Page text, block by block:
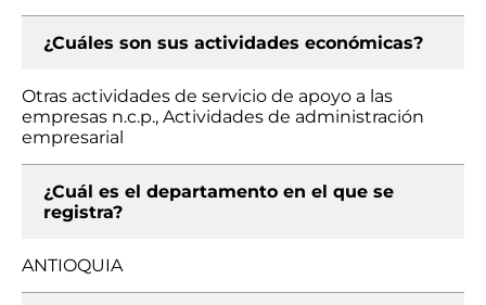
¿Cuáles son sus actividades económicas?
Otras actividades de servicio de apoyo a las
empresas n.c.p., Actividades de administración
empresarial
¿Cuál es el departamento en el que se
registra?
ANTIOQUIA